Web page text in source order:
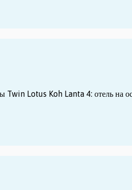
Twin Lotus Koh Lanta 4: отель на